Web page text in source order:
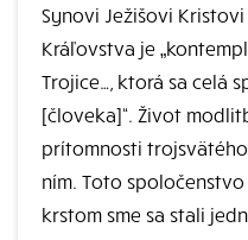
Synovi Ježišovi
Kráľovstva je
Trojice…, ktorá sa celá
[človeka]“. Život
prítomnosti
ním. Toto
krstom sme sa stali